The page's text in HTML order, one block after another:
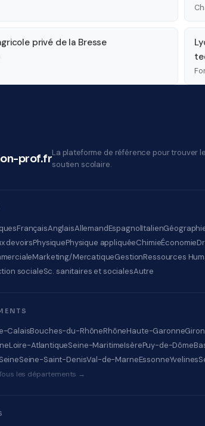
privé de la Bresse
prof.frLa plateforme de référence pour trouver
soutien scolaire.
FrançaisAnglaisAllemandEspagnolItalien
devoirsPhysiquePhysique appliquéeChimieÉconomie
Marketing/MercatiqueGestionRessources
socialeSc. sanitaires et socialesAutre
CalaisBouches-du-RhôneRhôneHaute-Garonne
Loire-AtlantiqueSeine-MaritimeIsèrePuy-de-Dôme
Seine-Saint-DenisVal-de-MarneEssonneYvelines
les départements →